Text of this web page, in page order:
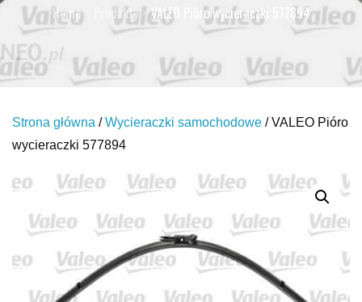
Home Produkty VALEO Pióro wycieraczki 577894
Strona główna /Wycieraczki samochodowe / VALEO Pióro
wycieraczki 577894